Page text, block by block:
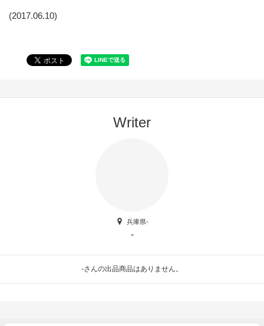
(2017.06.10)
Writer
兵庫県-
-
-さんの出品商品はありません。